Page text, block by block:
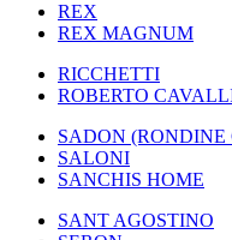
REX
REX MAGNUM
RICCHETTI
ROBERTO
SADON (RONDINE
SALONI
SANCHIS HOME
SANT AGOSTINO